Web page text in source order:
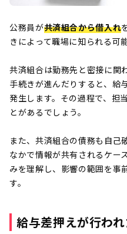
公務員が共済組合から借入れ
きによって職場に知られる可
共済組合は勤務先と密接に関
手続きが進んだりすると、給
発生します。その過程で、担
とがあるでしょう。
また、共済組合の債務も自己
なかで情報が共有されるケー
みを理解し、影響の範囲を事
す。
給与差押えが行わ